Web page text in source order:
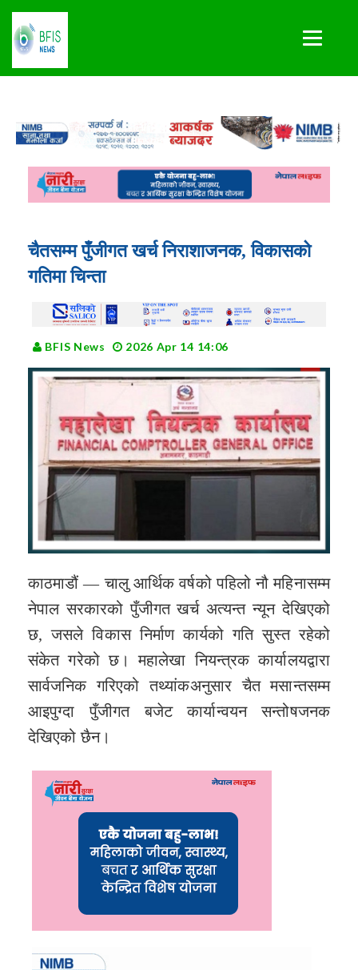
चैतसम्म पुँजीगत खर्च निराशाजनक, विकासको
गतिमा चिन्ता
BFIS News 2026 Apr 14 14:06
काठमाडौं — चालु आर्थिक वर्षको पहिलो नौ महिनासम्म
नेपाल सरकारको पुँजीगत खर्च अत्यन्त न्यून देखिएको
छ, जसले विकास निर्माण कार्यको गति सुस्त रहेको
संकेत गरेको छ। महालेखा नियन्त्रक कार्यालयद्वारा
सार्वजनिक गरिएको तथ्यांकअनुसार चैत मसान्तसम्म
आइपुग्दा पुँजीगत बजेट कार्यान्वयन सन्तोषजनक
देखिएको छैन।